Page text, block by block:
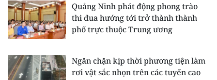
Quảng Ninh phát động phong trào
thi đua hướng tới trở thành thành
phố trực thuộc Trung ương
Ngăn chặn kịp thời phương tiện làm
rơi vật sắc nhọn trên các tuyến cao